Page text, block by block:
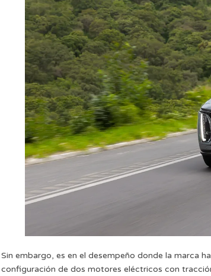
Sin embargo, es en el desempeño donde la marca
configuración de dos motores eléctricos con